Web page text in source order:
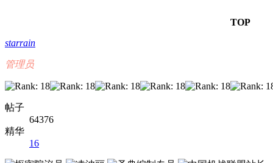
TOP
starrain
管理员
帖子
64376
精华
16